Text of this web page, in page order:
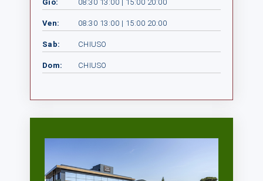
Gio: 08:30 13:00 | 15:00 20:00
Ven: 08:30 13:00 | 15:00 20:00
Sab: CHIUSO
Dom: CHIUSO